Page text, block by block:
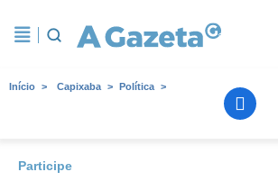
Início Capixaba Política
Participe